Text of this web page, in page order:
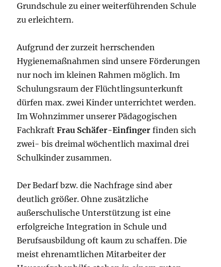
Grundschule zu einer weiterführenden Schule
zu erleichtern.
Aufgrund der zurzeit herrschenden
Hygienemaßnahmen sind unsere Förderungen
nur noch im kleinen Rahmen möglich. Im
Schulungsraum der Flüchtlingsunterkunft
dürfen max. zwei Kinder unterrichtet werden.
Im Wohnzimmer unserer Pädagogischen
FachkraftFrau Schäfer-Einfinger finden sich
zwei- bis dreimal wöchentlich maximal drei
Schulkinder zusammen.
Der Bedarf bzw. die Nachfrage sind aber
deutlich größer. Ohne zusätzliche
außerschulische Unterstützung ist eine
erfolgreiche Integration in Schule und
Berufsausbildung oft kaum zu schaffen. Die
meist ehrenamtlichen Mitarbeiter der